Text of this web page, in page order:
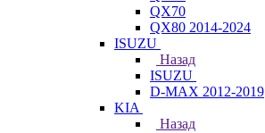
QX70
QX80 2014-2024
ISUZU
Назад
ISUZU
D-MAX 2012-2019
KIA
Назад